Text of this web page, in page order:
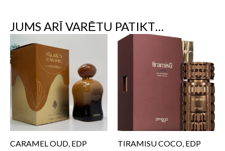
JUMS ARĪ VARĒTU PATIKT…
CARAMEL OUD, EDP TIRAMISU COCO, EDP